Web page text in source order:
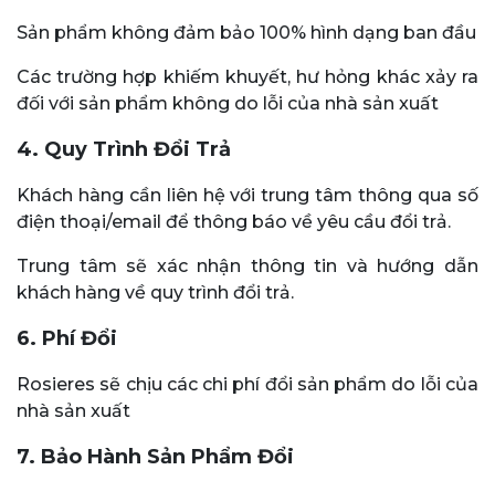
Sản phẩm không đảm bảo 100% hình dạng ban đầu
Các trường hợp khiếm khuyết, hư hỏng khác xảy ra
đối với sản phẩm không do lỗi của nhà sản xuất
4. Quy Trình Đổi Trả
Khách hàng cần liên hệ với trung tâm thông qua số
điện thoại/email để thông báo về yêu cầu đổi trả.
Trung tâm sẽ xác nhận thông tin và hướng dẫn
khách hàng về quy trình đổi trả.
6. Phí Đổi
Rosieres sẽ chịu các chi phí đổi sản phẩm do lỗi của
nhà sản xuất
7. Bảo Hành Sản Phẩm Đổi